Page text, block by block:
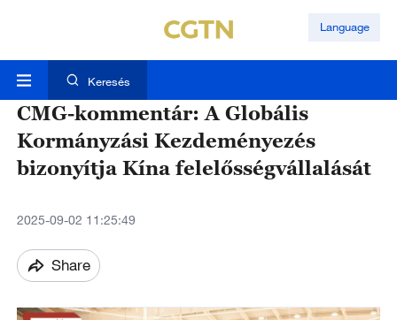
Language
Keresés
CMG-kommentár: A Globális
Kormányzási Kezdeményezés
bizonyítja Kína felelősségvállalását
2025-09-02 11:25:49
Share